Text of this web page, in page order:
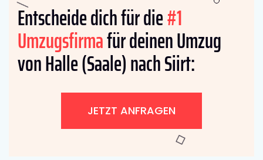
Entscheide dich für die#1
Umzugsfirmafür deinen Umzug
von Halle (Saale) nach Siirt:
JETZT ANFRAGEN